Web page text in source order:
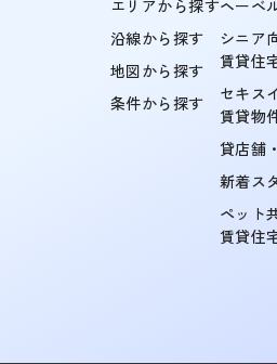
エリアから探す
沿線から探す
地図から探す
条件から探す
ヘーベ
シニア
賃貸住
セキス
賃貸物
貸店舗
新着ス
ペット
賃貸住